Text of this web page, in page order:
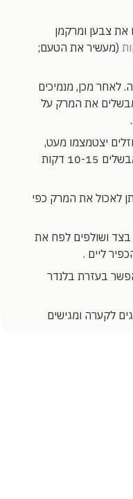
את צבען ומרקמן
(מעשיר את הטעם;
לאחר מכן, מנמיכים
את המרק על
יצטמצמו מעט,
מוסיפים מלח ופלפל לפי טעם ומבשלים 10-15 דקות
לאכול את המרק כפי
ושולפים לפח את
ליים .
בעזרת בלנדר
לקערה ומגישים